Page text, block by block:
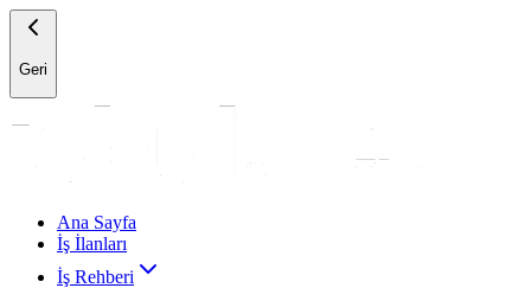
Geri
Ana Sayfa
İş İlanları
İş Rehberi